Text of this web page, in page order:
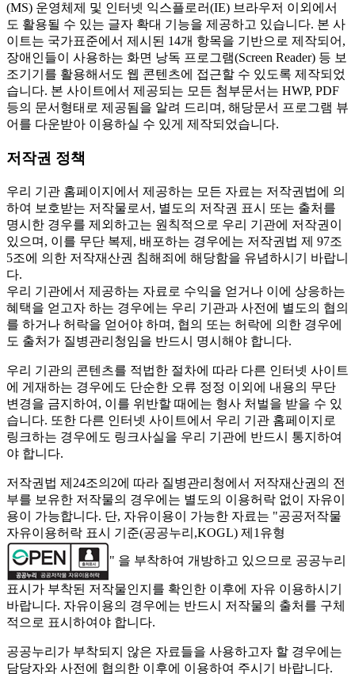
(MS) 운영체제 및 인터넷 익스플로러(IE) 브라우저 이외에서
도 활용될 수 있는 글자 확대 기능을 제공하고 있습니다. 본 사
이트는 국가표준에서 제시된 14개 항목을 기반으로 제작되어,
장애인들이 사용하는 화면 낭독 프로그램(Screen Reader) 등 보
조기기를 활용해서도 웹 콘텐츠에 접근할 수 있도록 제작되었
습니다. 본 사이트에서 제공되는 모든 첨부문서는 HWP, PDF
등의 문서형태로 제공됨을 알려 드리며, 해당문서 프로그램 뷰
어를 다운받아 이용하실 수 있게 제작되었습니다.
저작권 정책
우리 기관 홈페이지에서 제공하는 모든 자료는 저작권법에 의
하여 보호받는 저작물로서, 별도의 저작권 표시 또는 출처를
명시한 경우를 제외하고는 원칙적으로 우리 기관에 저작권이
있으며, 이를 무단 복제, 배포하는 경우에는 저작권법 제 97조
5조에 의한 저작재산권 침해죄에 해당함을 유념하시기 바랍니
다.
우리 기관에서 제공하는 자료로 수익을 얻거나 이에 상응하는
혜택을 얻고자 하는 경우에는 우리 기관과 사전에 별도의 협의
를 하거나 허락을 얻어야 하며, 협의 또는 허락에 의한 경우에
도 출처가 질병관리청임을 반드시 명시해야 합니다.
우리 기관의 콘텐츠를 적법한 절차에 따라 다른 인터넷 사이트
에 게재하는 경우에도 단순한 오류 정정 이외에 내용의 무단
변경을 금지하여, 이를 위반할 때에는 형사 처벌을 받을 수 있
습니다. 또한 다른 인터넷 사이트에서 우리 기관 홈페이지로
링크하는 경우에도 링크사실을 우리 기관에 반드시 통지하여
야 합니다.
저작권법 제24조의2에 따라 질병관리청에서 저작재산권의 전
부를 보유한 저작물의 경우에는 별도의 이용허락 없이 자유이
용이 가능합니다. 단, 자유이용이 가능한 자료는 "공공저작물
자유이용허락 표시 기준(공공누리,KOGL) 제1유형
" 을 부착하여 개방하고 있으므로 공공누리
표시가 부착된 저작물인지를 확인한 이후에 자유 이용하시기
바랍니다. 자유이용의 경우에는 반드시 저작물의 출처를 구체
적으로 표시하여야 합니다.
공공누리가 부착되지 않은 자료들을 사용하고자 할 경우에는
담당자와 사전에 협의한 이후에 이용하여 주시기 바랍니다.